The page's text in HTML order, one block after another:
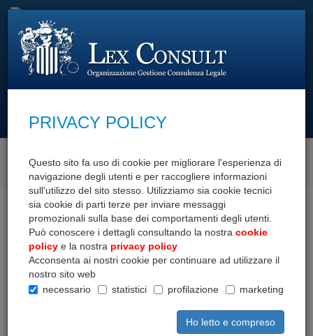
SCOPRI I NOSTRI SERVIZI
Home Area documenti Dettaglio documento
PRIVACY POLICY
Questo sito fa uso di cookie per migliorare l'esperienza di
navigazione degli utenti e per raccogliere informazioni
sull'utilizzo del sito stesso. Utilizziamo sia cookie tecnici
sia cookie di parti terze per inviare messaggi
promozionali sulla base dei comportamenti degli utenti.
Può conoscere i dettagli consultando la nostra cookie
policy e la nostra privacy policy
Acconsenta ai nostri cookie per continuare ad utilizzare il
nostro sito web
necessario
statistici profilazione marketing
Ho letto e compreso